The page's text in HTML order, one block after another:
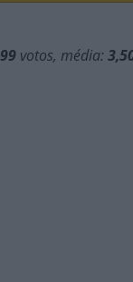
99 votos, média: